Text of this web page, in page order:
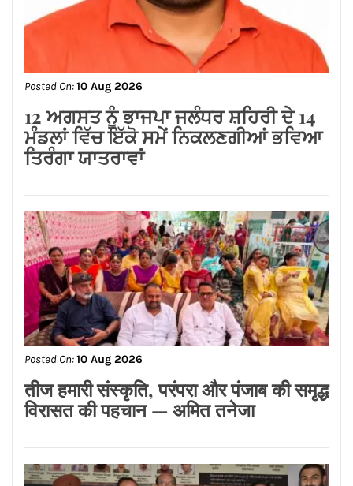
Posted On: 10 Aug 2026
पूर्व जिला अध्यक्ष सुशील शर्मा के नेतृत्व में
निकलेगी माई हीरा गेट मंडल की भव्य तिरंगा
यात्रा
Posted On:10 Aug 2026
ਸਾਈਂ ਭਗਤੀ ਅਤੇ ਸ਼ਰਧਾ ਦਾ ਸੰਦੇਸ਼ ਲੈ ਕੇ
ਸ਼ਿਰਡੀ ਲਈ ਰਵਾਨਾ ਹੋਈ ਸਾਈਂ ਸੇਵਾ ਮਿਲਨ
ਸੰਘ ਦੀ 15ਵੀਂ ਸਾਲਾਨਾ ਯਾਤਰਾ